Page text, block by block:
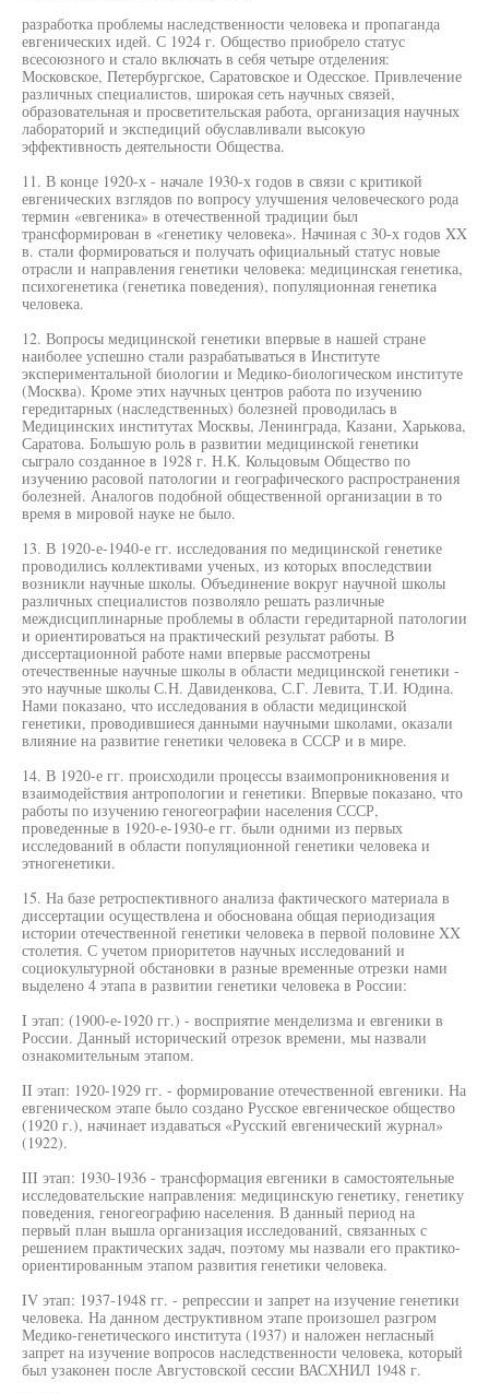
разработка проблемы наследственности человека и пропаганда
евгенических идей. С 1924 г. Общество приобрело статус
всесоюзного и стало включать в себя четыре отделения:
Московское, Петербургское, Саратовское и Одесское. Привлечение
различных специалистов, широкая сеть научных связей,
образовательная и просветительская работа, организация научных
лабораторий и экспедиций обуславливали высокую
эффективность деятельности Общества.
11. В конце 1920-х - начале 1930-х годов в связи с критикой
евгенических взглядов по вопросу улучшения человеческого рода
термин «евгеника» в отечественной традиции был
трансформирован в «генетику человека». Начиная с 30-х годов XX
в. стали формироваться и получать официальный статус новые
отрасли и направления генетики человека: медицинская генетика,
психогенетика (генетика поведения), популяционная генетика
человека.
12. Вопросы медицинской генетики впервые в нашей стране
наиболее успешно стали разрабатываться в Институте
экспериментальной биологии и Медико-биологическом институте
(Москва). Кроме этих научных центров работа по изучению
гередитарных (наследственных) болезней проводилась в
Медицинских институтах Москвы, Ленинграда, Казани, Харькова,
Саратова. Большую роль в развитии медицинской генетики
сыграло созданное в 1928 г. Н.К. Кольцовым Общество по
изучению расовой патологии и географического распространения
болезней. Аналогов подобной общественной организации в то
время в мировой науке не было.
13. В 1920-е-1940-е гг. исследования по медицинской генетике
проводились коллективами ученых, из которых впоследствии
возникли научные школы. Объединение вокруг научной школы
различных специалистов позволяло решать различные
междисциплинарные проблемы в области гередитарной патологии
и ориентироваться на практический результат работы. В
диссертационной работе нами впервые рассмотрены
отечественные научные школы в области медицинской генетики -
это научные школы С.Н. Давиденкова, С.Г. Левита, Т.И. Юдина.
Нами показано, что исследования в области медицинской
генетики, проводившиеся данными научными школами, оказали
влияние на развитие генетики человека в СССР и в мире.
14. В 1920-е гг. происходили процессы взаимопроникновения и
взаимодействия антропологии и генетики. Впервые показано, что
работы по изучению геногеографии населения СССР,
проведенные в 1920-е-1930-е гг. были одними из первых
исследований в области популяционной генетики человека и
этногенетики.
15. На базе ретроспективного анализа фактического материала в
диссертации осуществлена и обоснована общая периодизация
истории отечественной генетики человека в первой половине XX
столетия. С учетом приоритетов научных исследований и
социокультурной обстановки в разные временные отрезки нами
выделено 4 этапа в развитии генетики человека в России:
I этап: (1900-е-1920 гг.) - восприятие менделизма и евгеники в
России. Данный исторический отрезок времени, мы назвали
ознакомительным этапом.
II этап: 1920-1929 гг. - формирование отечественной евгеники. На
евгеническом этапе было создано Русское евгеническое общество
(1920 г.), начинает издаваться «Русский евгенический журнал»
(1922).
III этап: 1930-1936 - трансформация евгеники в самостоятельные
исследовательские направления: медицинскую генетику, генетику
поведения, геногеографию населения. В данный период на
первый план вышла организация исследований, связанных с
решением практических задач, поэтому мы назвали его практико-
ориентированным этапом развития генетики человека.
IV этап: 1937-1948 гг. - репрессии и запрет на изучение генетики
человека. На данном деструктивном этапе произошел разгром
Медико-генетического института (1937) и наложен негласный
запрет на изучение вопросов наследственности человека, который
был узаконен после Августовской сессии ВАСХНИЛ 1948 г.